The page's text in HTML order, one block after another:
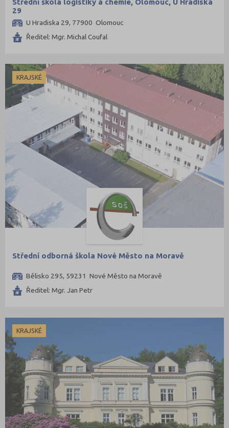
8 letá
Lycea
Šance na přijetí
Střední škola logistiky a chemie, Olomouc, U Hradiska
29
U Hradiska 29, 77900 Olomouc
Ředitel: Mgr. Michal Coufal
KRAJSKÉ
Střední odborná škola Nové Město na Moravě
Bělisko 295, 59231 Nové Město na Moravě
Ředitel: Mgr. Jan Petr
KRAJSKÉ